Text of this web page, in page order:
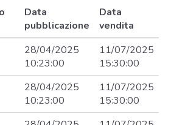
Data
pubblicazione
Data
vendita
28/04/2025
10:23:00
11/07/2025
15:30:00
28/04/2025
10:23:00
11/07/2025
15:30:00